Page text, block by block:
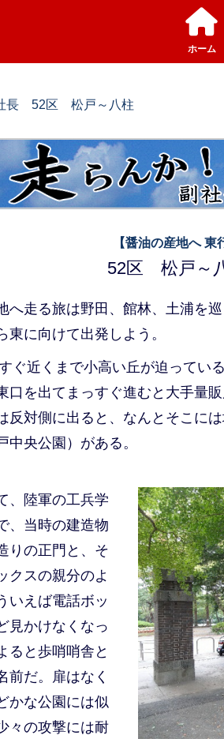
ホーム
長 52区 松戸～八柱
【醤油の産地へ 東
52区 松戸～
へ走る旅は野田、館林、土浦を
東に向けて出発しよう。
ぐ近くまで小高い丘が迫ってい
口を出てまっすぐ進むと大手量
反対側に出ると、なんとそこに
中央公園）がある。
、陸軍の工兵学
、当時の建造物
りの正門と、そ
クスの親分のよ
いえば電話ボッ
見かけなくなっ
ると歩哨哨舎と
前だ。扉はなく
かな公園には似
々の攻撃には耐